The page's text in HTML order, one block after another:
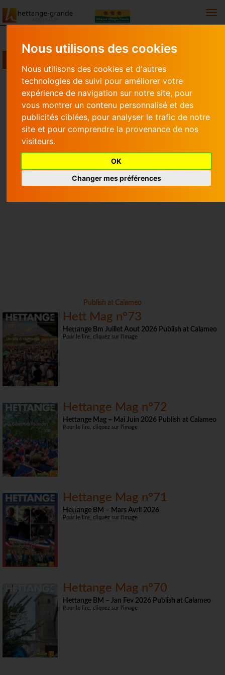
Nous utilisons des cookies
Nous utilisons des cookies et d'autres
technologies de suivi pour améliorer votre
expérience de navigation sur notre site, pour
vous montrer un contenu personnalisé et des
publicités ciblées, pour analyser le trafic de notre
site et pour comprendre la provenance de nos
visiteurs.
OK
Changer mes préférences
Hettange Mag Hettange Mag n°16
HETTANGE MAG N°16
Hettange Mag 16 Janvier Février 2017
Publish at Calameo
Hett Mag n°73
Hettange Bm Juillet Aout 2026 Publish at Calameo
Pour le lire, cliquez sur l'image
Hettange Mag n°72
Hettange Mag – Mai Juin 2026 Publish at Calameo
Pour le lire, cliquez sur l'image
Hettange Mag n°71
Hettange BM – Mars Avril 2026
Pour le lire, cliquez sur l'image
Hettange Mag n°70
Hettange BM – Jan Fev 2026 Publish at Calameo
Pour le lire, cliquez sur l'image